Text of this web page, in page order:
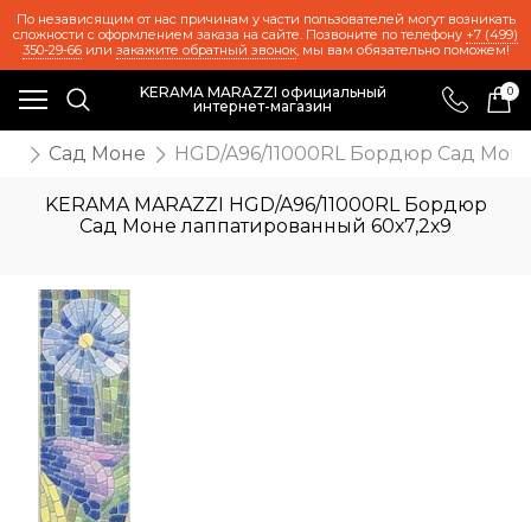
По независящим от нас причинам у части пользователей могут возникать
сложности с оформлением заказа на сайте. Позвоните по телефону +7 (499)
350-29-66или закажите обратный звонок, мы вам обязательно поможем!
KERAMA MARAZZI официальный
интернет-магазин
0
Сад Моне HGD/A96/11000RL Бордюр Сад
KERAMA MARAZZI HGD/A96/11000RL Бордюр
Сад Моне лаппатированный 60х7,2х9